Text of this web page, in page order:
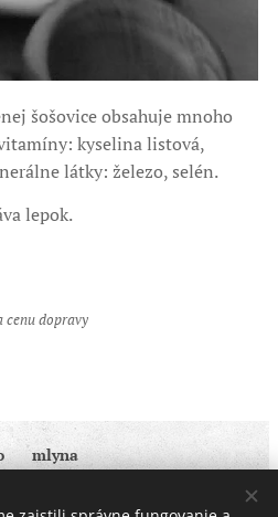
šošovice obsahuje mnoho
kyselina listová,
látky: železo, selén.
lepok.
cenu dopravy
♥ mlyna